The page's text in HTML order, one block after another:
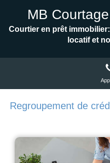
MB
Courtier en prêt
locatif et
Regroupement de